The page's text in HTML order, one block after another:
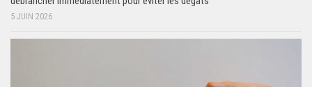
5 JUIN 2026